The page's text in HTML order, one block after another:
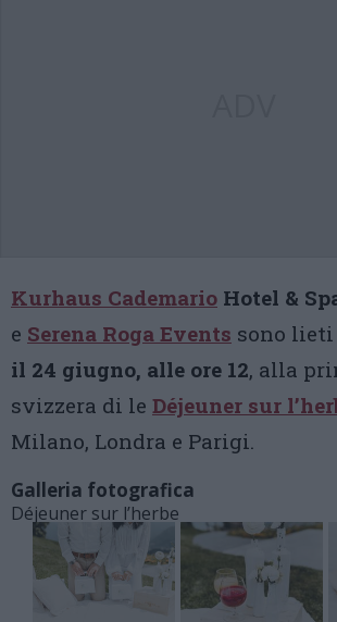
Kurhaus Cademario Hotel &
e Serena Roga Events sono
il 24 giugno, alle ore 12, alla
svizzera di le Déjeuner sur
Milano, Londra e Parigi.
Galleria fotografica
Déjeuner sur l’herbe